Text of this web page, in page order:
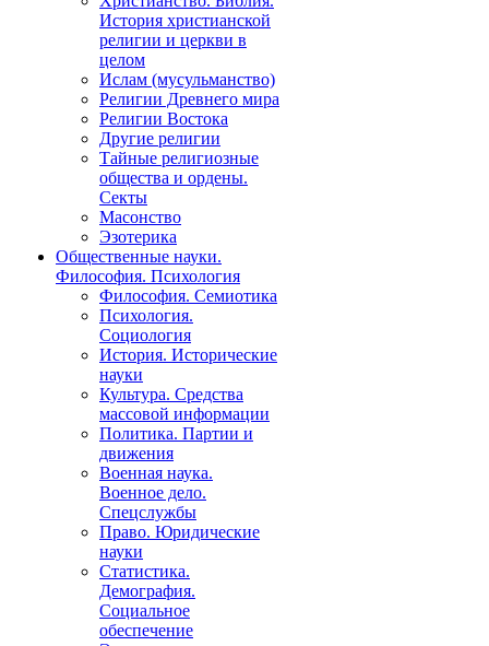
История христианской
религии и церкви в
целом
Ислам (мусульманство)
Религии Древнего мира
Религии Востока
Другие религии
Тайные религиозные
общества и ордены.
Секты
Масонство
Эзотерика
Общественные науки.
Философия. Психология
Философия. Семиотика
Психология.
Социология
История. Исторические
науки
Культура. Средства
массовой информации
Политика. Партии и
движения
Военная наука.
Военное дело.
Спецслужбы
Право. Юридические
науки
Статистика.
Демография.
Социальное
обеспечение